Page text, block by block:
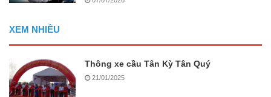
XEM NHIỀU
Thông xe cầu Tân Kỳ Tân Quý
21/01/2025